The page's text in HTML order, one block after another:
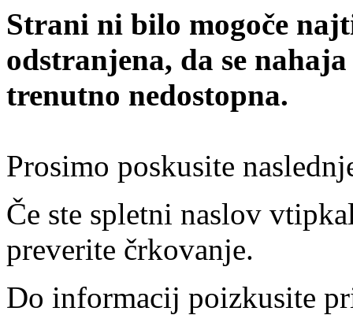
Strani ni bilo mogoče
odstranjena, da se
trenutno nedostopna.
Prosimo poskusite
Če ste spletni naslov
preverite črkovanje.
Do informacij poizkusite